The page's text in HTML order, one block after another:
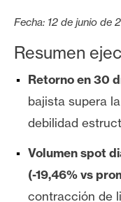
N
t
a
s
d
e
r
e
n
Fecha: 12 de junio de
Resumen
Retorno en 30
bajista supera
debilidad
Volumen spot
(-19,46% vs
contracción de